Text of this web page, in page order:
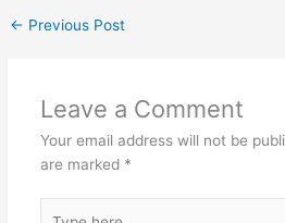
← Previous Post
Leave a Comment
Your email address will not be
are marked *